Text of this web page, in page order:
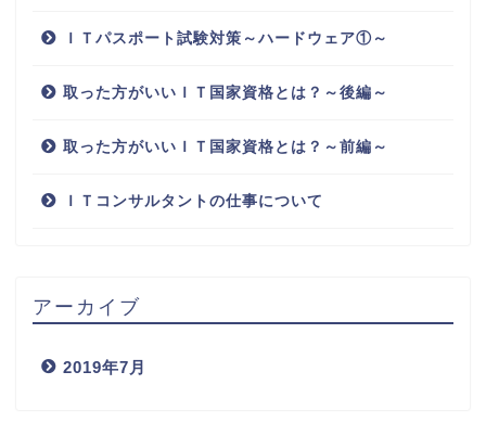
ＩＴパスポート試験対策～ハードウェア①～
取った方がいいＩＴ国家資格とは？～後編～
取った方がいいＩＴ国家資格とは？～前編～
ＩＴコンサルタントの仕事について
アーカイブ
2019年7月